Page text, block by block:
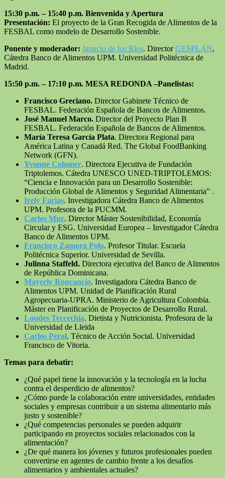
15:30 p.m. – 15:40 p.m. Bienvenida y Apertura
Presentación: El proyecto de la Gran Recogida de Alimentos de la
FESBAL como modelo de Desarrollo Sostenible.
Ponente y moderador: Ignacio de los Ríos. DirectorGESPLAN,
Cátedra Banco de Alimentos UPM. Universidad Politécnica de
Madrid.
15:50 p.m. – 17:10 p.m. MESA REDONDA –Panelistas:
Francisco Greciano. Director Gabinete Técnico de
FESBAL. Federación Española de Bancos de Alimentos.
José Manuel Marco. Director del Proyecto Plan B
FESBAL. Federación Española de Bancos de Alimentos.
María Teresa García Plata. Directora Regional para
América Latina y Canadá Red. The Global FoodBanking
Network (GFN).
Yvonne Colomer. Directora Ejecutiva de Fundación
Triptolemos. Cátedra UNESCO UNED-TRIPTOLEMOS:
“Ciencia e Innovación para un Desarrollo Sostenible:
Producción Global de Alimentos y Seguridad Alimentaria” .
Irely Farias. Investigadora Cátedra Banco de Alimentos
UPM. Profesora de la PUCMM.
Carlos Mur. Director Máster Sostenibilidad, Economía
Circular y ESG. Universidad Europea – Investigador Cátedra
Banco de Alimentos UPM.
Francisco Zamora Polo. Profesor Titular. Escuela
Politécnica Superior. Universidad de Sevilla.
Julinna Staffeld. Directora ejecutiva del Banco de Alimentos
de República Dominicana.
Mayerly Roncancio. Investigadora Cátedra Banco de
Alimentos UPM. Unidad de Planificación Rural
Agropecuaria-UPRA. Ministerio de Agricultura Colombia.
Máster en Planificación de Proyectos de Desarrollo Rural.
Loudes Teccechia. Dietista y Nutricionista. Profesora de la
Universidad de Lleida
Carlos Peral. Técnico de Acción Social. Universidad
Francisco de Vitoria.
Temas para debatir:
¿Qué papel tiene la innovación y la tecnología en la lucha
contra el desperdicio de alimentos?
¿Cómo puede la colaboración entre universidades, entidades
sociales y empresas contribuir a un sistema alimentario más
justo y sostenible?
¿Qué competencias personales se pueden adquirir
participando en proyectos sociales relacionados con la
alimentación?
¿De qué manera los jóvenes y futuros profesionales pueden
convertirse en agentes de cambio frente a los desafíos
alimentarios y ambientales actuales?